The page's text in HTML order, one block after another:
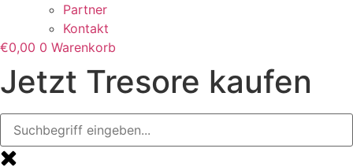
Partner
Kontakt
€0,00 0 Warenkorb
Jetzt Tresore kaufen